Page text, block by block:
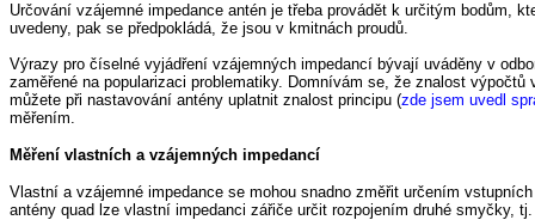
Určování vzájemné impedance antén je třeba provádět k určitým bodům,
uvedeny, pak se předpokládá, že jsou v kmitnách proudů.
Výrazy pro číselné vyjádření vzájemných impedancí bývají uváděny v
zaměřené na popularizaci problematiky. Domnívám se, že znalost
můžete při nastavování antény uplatnit znalost principu (zde jsem uvedl
měřením.
Měření vlastních a vzájemných impedancí
Vlastní a vzájemné impedance se mohou snadno změřit určením
antény quad lze vlastní impedanci zářiče určit rozpojením druhé smyčky,